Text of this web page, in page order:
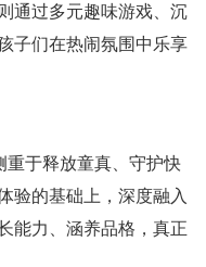
通过多元趣味游戏、沉
子们在热闹氛围中乐享
重于释放童真、守护快
验的基础上，深度融入
能力、涵养品格，真正